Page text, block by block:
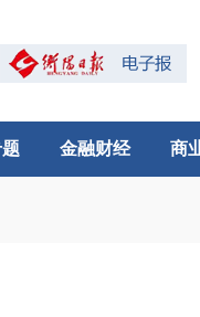
金融财经 商